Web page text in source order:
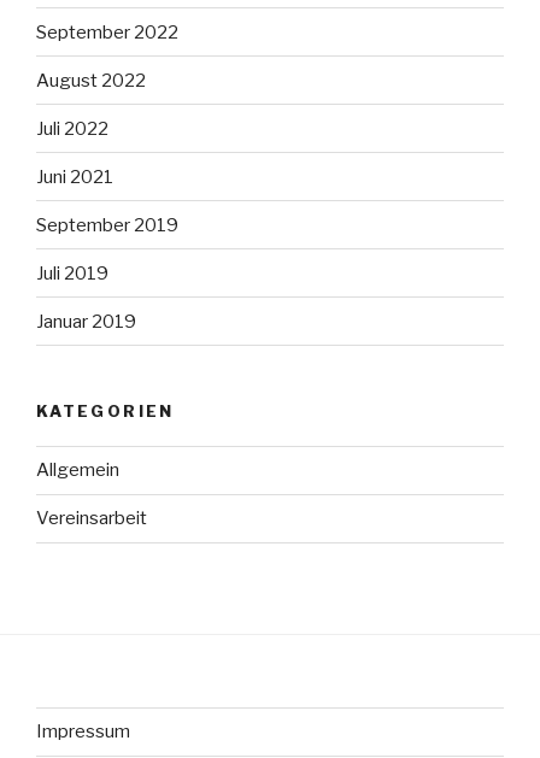
September 2022
August 2022
Juli 2022
Juni 2021
September 2019
Juli 2019
Januar 2019
KATEGORIEN
Allgemein
Vereinsarbeit
Impressum